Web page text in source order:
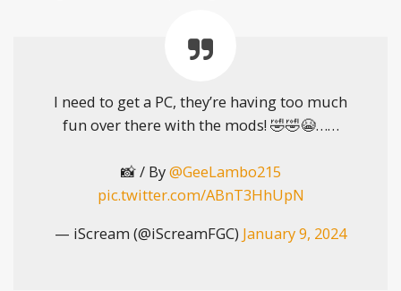
I need to get a PC, they’re having too much
fun over there with the mods! 🤣🤣😭……
📸 / By@GeeLambo215
pic.twitter.com/ABnT3HhUpN
— iScream (@iScreamFGC) January 9, 2024